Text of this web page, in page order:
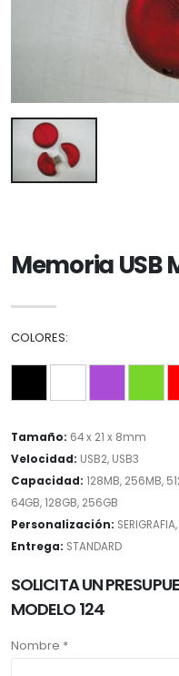
Memoria USB
COLORES:
Tamaño: 64 x 21 x 8mm
Velocidad: USB2, USB3
Capacidad: 128MB, 256MB,
64GB, 128GB, 256GB
Personalización:
Entrega: STANDARD
SOLICITA UN
MODELO 124
Nombre *